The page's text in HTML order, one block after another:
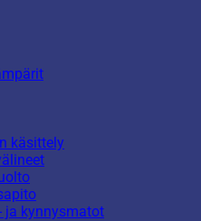
käsittely
ja kynnysmatot